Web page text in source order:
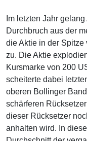
Im letzten Jahr
Durchbruch aus der
die Aktie in der Spitze
zu. Die Aktie
Kursmarke von 200
scheiterte dabei
oberen Bollinger
schärferen
dieser Rücksetzer
anhalten wird. In